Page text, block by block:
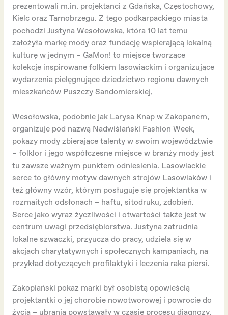
prezentowali m.in. projektanci z Gdańska, Częstochowy,
Kielc oraz Tarnobrzegu. Z tego podkarpackiego miasta
pochodzi Justyna Wesołowska, która 10 lat temu
założyła markę mody oraz fundację wspierającą lokalną
kulturę w jednym – GaMon! to miejsce tworzące
kolekcje inspirowane folkiem lasowiackim i organizujące
wydarzenia pielęgnujące dziedzictwo regionu dawnych
mieszkańców Puszczy Sandomierskiej,
Wesołowska, podobnie jak Larysa Knap w Zakopanem,
organizuje pod nazwą Nadwiślański Fashion Week,
pokazy mody zbierające talenty w swoim województwie
– folklor i jego współczesne miejsce w branży mody jest
tu zawsze ważnym punktem odniesienia. Lasowiackie
serce to główny motyw dawnych strojów Lasowiaków i
też główny wzór, którym posługuje się projektantka w
rozmaitych odsłonach – haftu, sitodruku, zdobień.
Serce jako wyraz życzliwości i otwartości także jest w
centrum uwagi przedsiębiorstwa. Justyna zatrudnia
lokalne szwaczki, przyucza do pracy, udziela się w
akcjach charytatywnych i społecznych kampaniach, na
przykład dotyczących profilaktyki i leczenia raka piersi.
Zakopiański pokaz marki był osobistą opowieścią
projektantki o jej chorobie nowotworowej i powrocie do